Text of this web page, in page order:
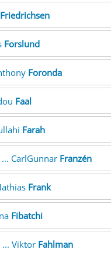
Friedrichsen
Forslund
Foronda
Faal
Farah
CarlGunnar Franzén
Frank
Fibatchi
... Viktor Fahlman